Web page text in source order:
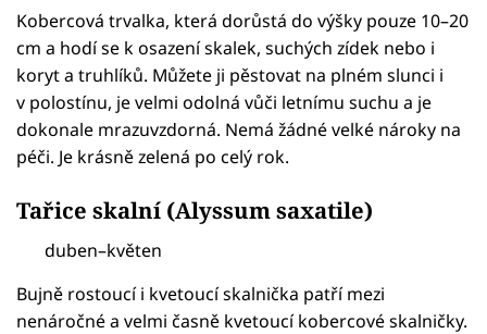
Kobercová trvalka, která dorůstá do výšky pouze 10–20
cm a hodí se k osazení skalek, suchých zídek nebo i
koryt a truhlíků. Můžete ji pěstovat na plném slunci i
v polostínu, je velmi odolná vůči letnímu suchu a je
dokonale mrazuvzdorná. Nemá žádné velké nároky na
péči. Je krásně zelená po celý rok.
Tařice skalní (Alyssum saxatile)
duben–květen
Bujně rostoucí i kvetoucí skalnička patří mezi
nenáročné a velmi časně kvetoucí kobercové skalničky.